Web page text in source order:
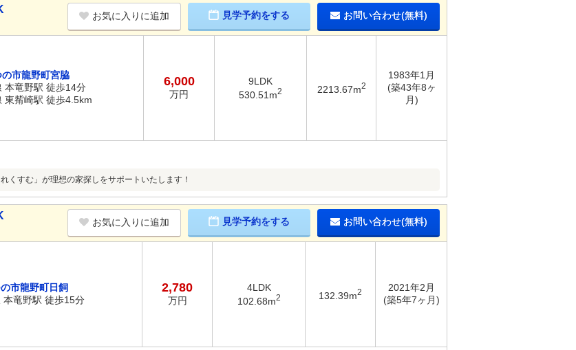
お気に入りに追加 見学予約をする お問い合わせ(無料)
市龍野町宮脇
本竜野駅 徒歩14分
東觜崎駅 徒歩4.5km
6,000
万円
9LDK
530.51m2 2213.67m2
1983年1月
(築43年8ヶ
月)
くすむ」が理想の家探しをサポートいたします！
お気に入りに追加 見学予約をする お問い合わせ(無料)
市龍野町日飼
本竜野駅 徒歩15分
2,780
万円
4LDK
102.68m2 132.39m2
2021年2月
(築5年7ヶ月)